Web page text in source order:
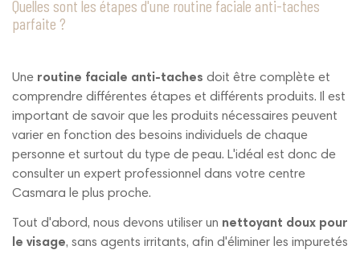
Quelles sont les étapes d'une routine faciale anti-taches
parfaite ?
Une routine faciale anti-taches doit être complète et
comprendre différentes étapes et différents produits. Il est
important de savoir que les produits nécessaires peuvent
varier en fonction des besoins individuels de chaque
personne et surtout du type de peau. L'idéal est donc de
consulter un expert professionnel dans votre centre
Casmara le plus proche.
Tout d'abord, nous devons utiliser un nettoyant doux pour
le visage, sans agents irritants, afin d'éliminer les impuretés